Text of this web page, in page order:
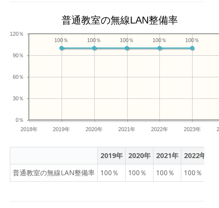
普通教室の無線LAN整備率
2018年 2019年 2020年 2021年 2022年 2023年
0％
30％
60％
90％
120％
100％
100％
100％
100％
100％
2019年 2020年 2021年 2022年
普通教室の無線LAN整備率
100％ 100％ 100％ 100％